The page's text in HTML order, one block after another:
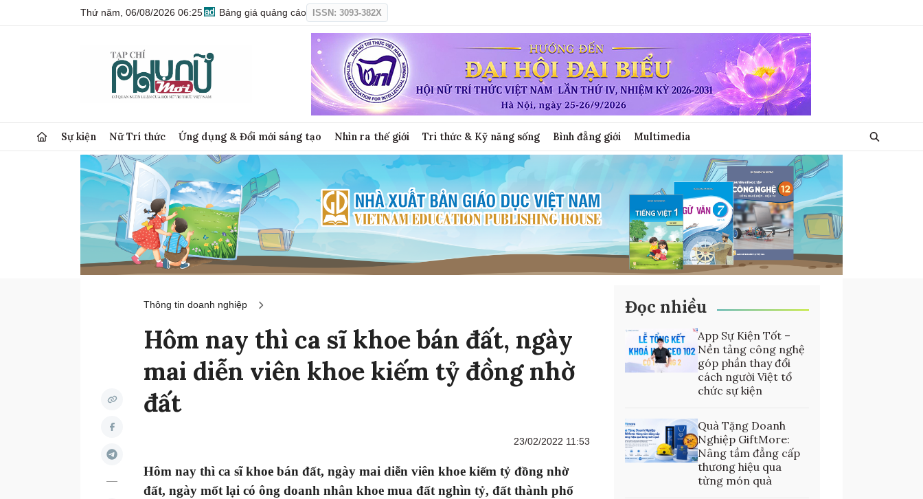
Thứ năm, 06/08/2026 06:25 Bảng giá quảng cáo ISSN: 3093-382X
Sự kiện Nữ Trí thức Ứng dụng & Đổi mới sáng tạo Nhìn ra thế giới Tri thức & Kỹ năng sống Bình đẳng giới Multimedia
Thông tin doanh nghiệp
Hôm nay thì ca sĩ khoe bán đất, ngày
mai diễn viên khoe kiếm tỷ đồng nhờ
đất
23/02/2022 11:53
Hôm nay thì ca sĩ khoe bán đất, ngày mai diễn viên khoe kiếm tỷ đồng nhờ
đất, ngày mốt lại có ông doanh nhân khoe mua đất nghìn tỷ, đất thành phố
Đọc nhiều
App Sự Kiện Tốt –
Nền tảng công nghệ
góp phần thay đổi
cách người Việt tổ
chức sự kiện
Quà Tặng Doanh
Nghiệp GiftMore:
Nâng tầm đẳng cấp
thương hiệu qua
từng món quà